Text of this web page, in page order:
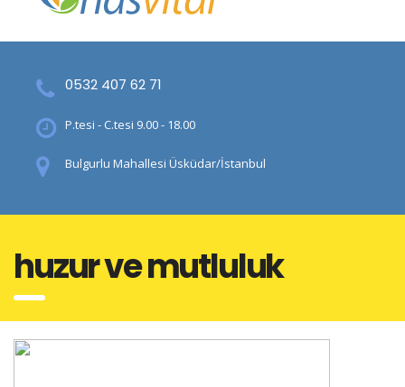
0532 407 62 71
P.tesi - C.tesi 9.00 - 18.00
Bulgurlu Mahallesi Üsküdar/İstanbul
huzur ve mutluluk